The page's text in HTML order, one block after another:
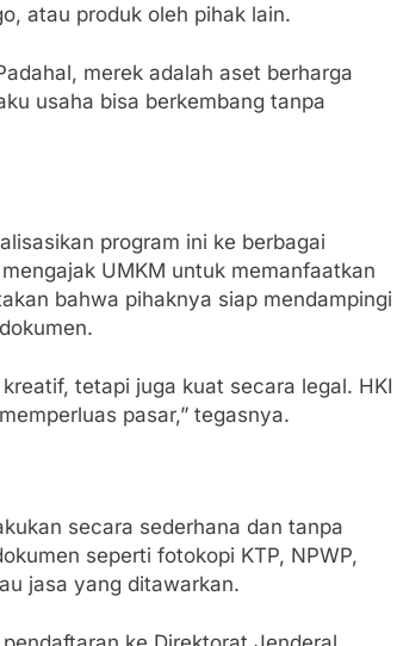
atau produk oleh pihak lain.
merek adalah aset berharga
usaha bisa berkembang tanpa
program ini ke berbagai
UMKM untuk memanfaatkan
bahwa pihaknya siap mendampingi
tetapi juga kuat secara legal. HKI
pasar,” tegasnya.
secara sederhana dan tanpa
seperti fotokopi KTP, NPWP,
jasa yang ditawarkan.